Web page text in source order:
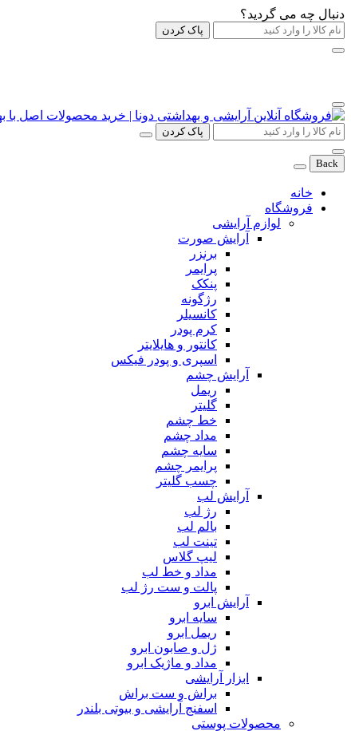
دنبال چه می گردید؟
پاک کردن
پاک کردن
Back
خانه
فروشگاه
لوازم آرایشی
آرایش صورت
برنزر
پرایمر
پنکک
رژگونه
کانسیلر
کرم پودر
کانتور و هایلایتر
اسپری و پودر فیکس
آرایش چشم
ریمل
گلیتر
خط چشم
مداد چشم
سایه چشم
پرایمر چشم
چسب گلیتر
آرایش لب
رژ لب
بالم لب
تینت لب
لیپ گلاس
مداد و خط لب
پالت و ست رژ لب
آرایش ابرو
سایه ابرو
ریمل ابرو
ژل و صابون ابرو
مداد و ماژیک ابرو
ابزار آرایشی
براش و ست براش
اسفنج آرایشی و بیوتی بلندر
محصولات پوستی